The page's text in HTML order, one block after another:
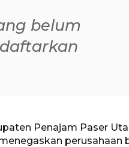
belum
Penajam Paser
perusahaan